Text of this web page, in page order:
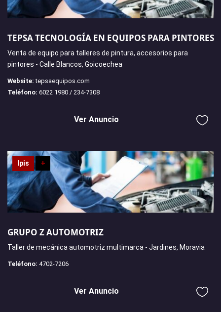
TEPSA TECNOLOGÍA EN EQUIPOS PARA PINTORES
Venta de equipo para talleres de pintura, accesorios para
pintores - Calle Blancos, Goicoechea
Website: tepsaequipos.com
Teléfono: 6022 1980 / 234-7308
Ver Anuncio
Ipis +
GRUPO Z AUTOMOTRIZ
Taller de mecánica automotriz multimarca - Jardines, Moravia
Teléfono: 4702-7206
Ver Anuncio